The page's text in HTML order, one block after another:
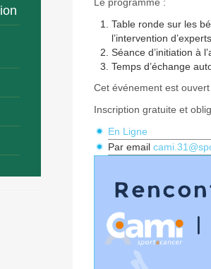
Table ronde sur les
l’intervention
Séance d’initiation à
Temps d’échange
Cet événement est
Inscription gratuite et
En Ligne
Par email